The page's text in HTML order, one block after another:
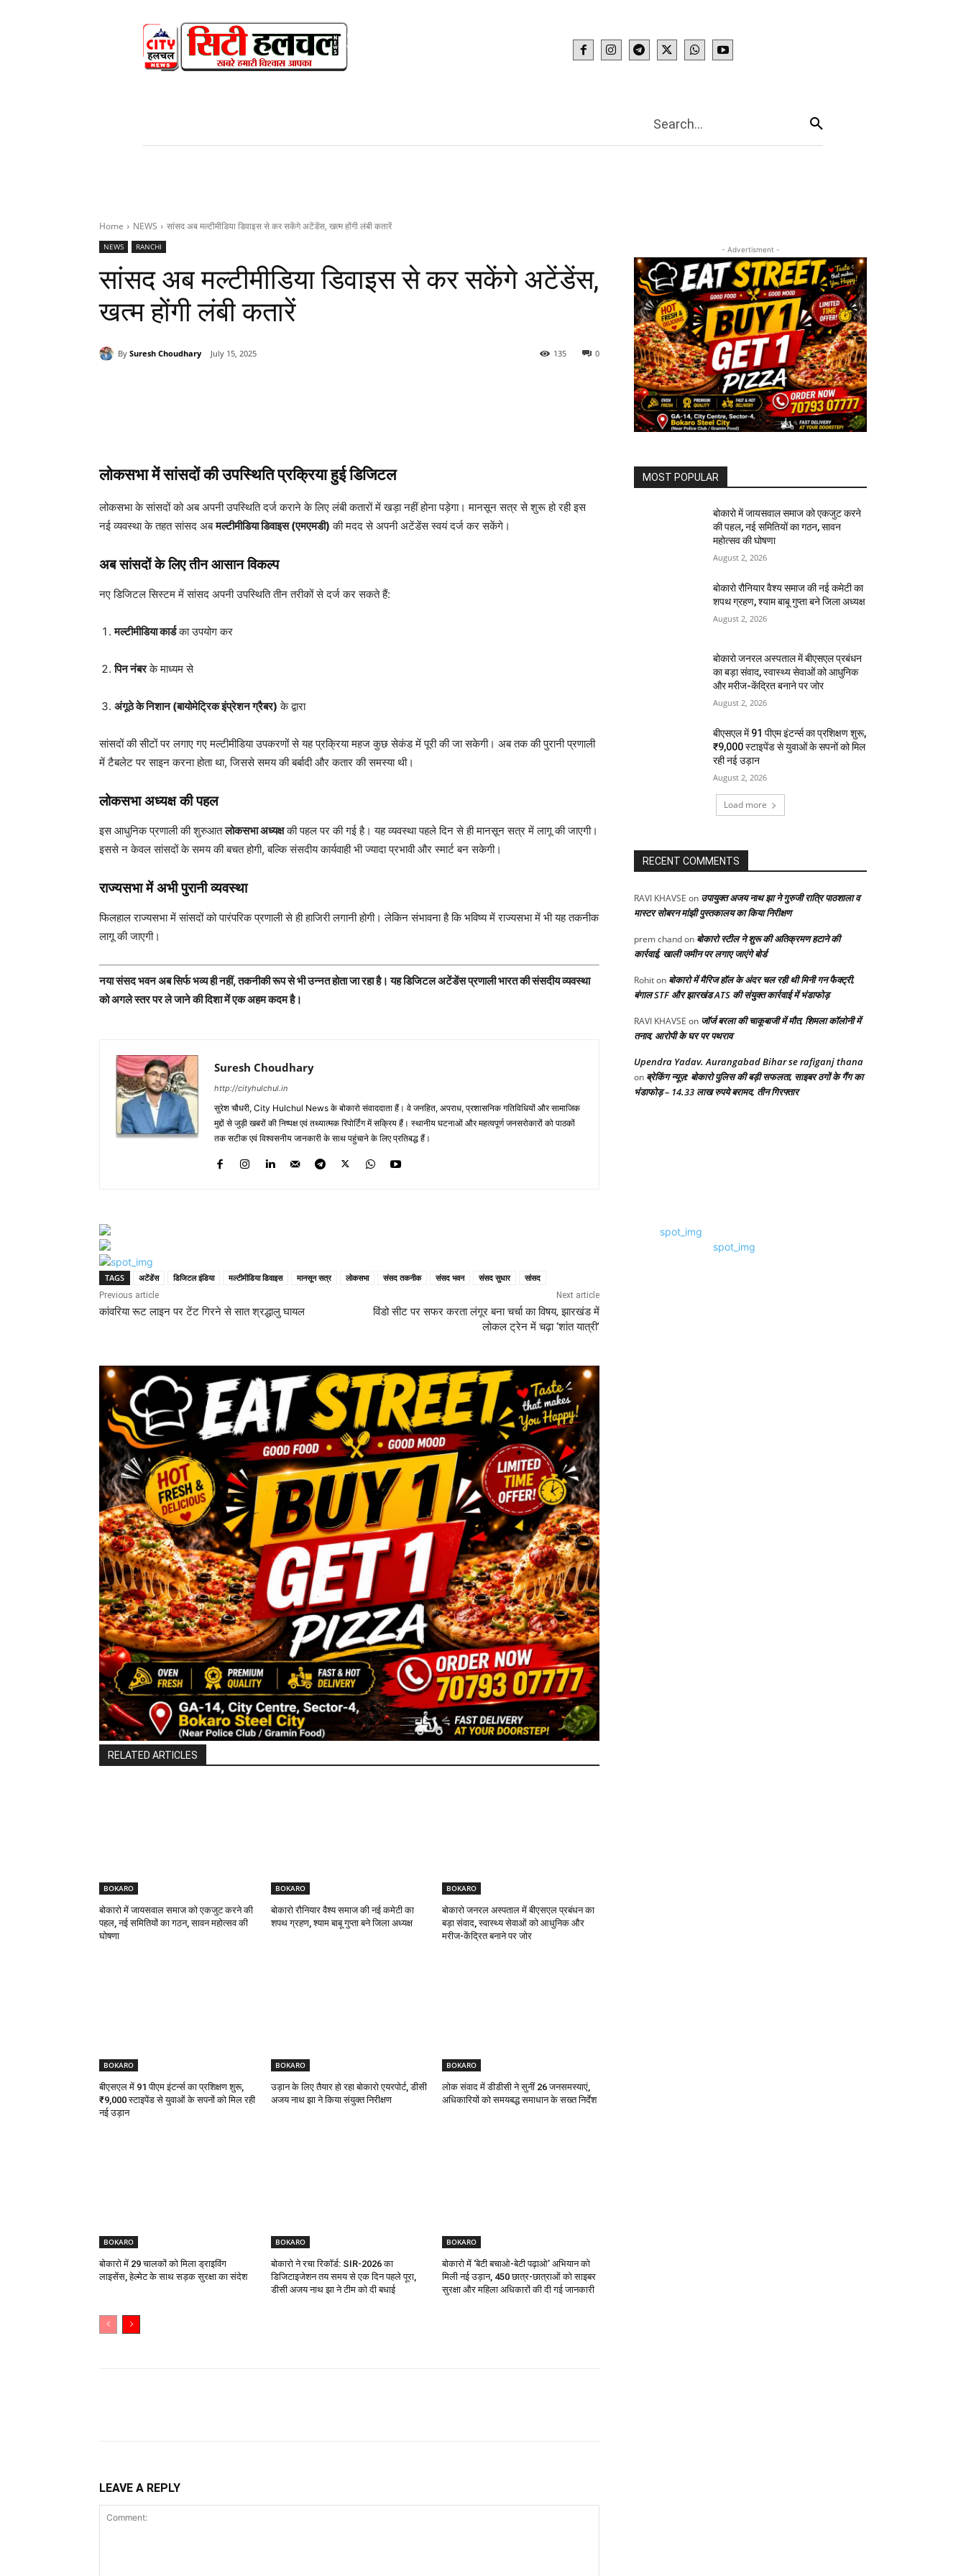
WEB STORIES More
Search...
Home NEWS सांसद अब मल्टीमीडिया डिवाइस से कर सकेंगे अटेंडेंस, खत्म होंगी लंबी कतारें
NEWS RANCHI
सांसद अब मल्टीमीडिया डिवाइस से कर सकेंगे अटेंडेंस,
खत्म होंगी लंबी कतारें
By Suresh Choudhary July 15, 2025 0
135
लोकसभा में सांसदों की उपस्थिति प्रक्रिया हुई डिजिटल
लोकसभा के सांसदों को अब अपनी उपस्थिति दर्ज कराने के लिए लंबी कतारों में खड़ा नहीं होना पड़ेगा। मानसून सत्र से शुरू हो रही इस
नई व्यवस्था के तहत सांसद अबमल्टीमीडिया डिवाइस (एमएमडी) की मदद से अपनी अटेंडेंस स्वयं दर्ज कर सकेंगे।
अब सांसदों के लिए तीन आसान विकल्प
नए डिजिटल सिस्टम में सांसद अपनी उपस्थिति तीन तरीकों से दर्ज कर सकते हैं:
मल्टीमीडिया कार्डका उपयोग कर
पिन नंबरके माध्यम से
अंगूठे के निशान (बायोमेट्रिक इंप्रेशन ग्रैबर) के द्वारा
सांसदों की सीटों पर लगाए गए मल्टीमीडिया उपकरणों से यह प्रक्रिया महज कुछ सेकंड में पूरी की जा सकेगी। अब तक की पुरानी प्रणाली
में टैबलेट पर साइन करना होता था, जिससे समय की बर्बादी और कतार की समस्या थी।
लोकसभा अध्यक्ष की पहल
इस आधुनिक प्रणाली की शुरुआतलोकसभा अध्यक्षकी पहल पर की गई है। यह व्यवस्था पहले दिन से ही मानसून सत्र में लागू की जाएगी।
इससे न केवल सांसदों के समय की बचत होगी, बल्कि संसदीय कार्यवाही भी ज्यादा प्रभावी और स्मार्ट बन सकेगी।
राज्यसभा में अभी पुरानी व्यवस्था
फिलहाल राज्यसभा में सांसदों को पारंपरिक प्रणाली से ही हाजिरी लगानी होगी। लेकिन संभावना है कि भविष्य में राज्यसभा में भी यह तकनीक
लागू की जाएगी।
नया संसद भवन अब सिर्फ भव्य ही नहीं, तकनीकी रूप से भी उन्नत होता जा रहा है। यह डिजिटल अटेंडेंस प्रणाली भारत की संसदीय व्यवस्था
को अगले स्तर पर ले जाने की दिशा में एक अहम कदम है।
Suresh Choudhary
http://cityhulchul.in
सुरेश चौधरी, City Hulchul News के बोकारो संवाददाता हैं। वे जनहित, अपराध, प्रशासनिक गतिविधियों और सामाजिक
मुद्दों से जुड़ी खबरों की निष्पक्ष एवं तथ्यात्मक रिपोर्टिंग में सक्रिय हैं। स्थानीय घटनाओं और महत्वपूर्ण जनसरोकारों को पाठकों
तक सटीक एवं विश्वसनीय जानकारी के साथ पहुंचाने के लिए प्रतिबद्ध हैं।
TAGS अटेंडेंस डिजिटल इंडिया मल्टीमीडिया डिवाइस मानसून सत्र लोकसभा संसद तकनीक संसद भवन संसद सुधार सांसद
Previous article
कांवरिया रूट लाइन पर टेंट गिरने से सात श्रद्धालु घायल
Next article
विंडो सीट पर सफर करता लंगूर बना चर्चा का विषय, झारखंड में
लोकल ट्रेन में चढ़ा ‘शांत यात्री’
RELATED ARTICLES
BOKARO
बोकारो में जायसवाल समाज को एकजुट करने की
पहल, नई समितियों का गठन, सावन महोत्सव की
घोषणा
BOKARO
बोकारो रौनियार वैश्य समाज की नई कमेटी का
शपथ ग्रहण, श्याम बाबू गुप्ता बने जिला अध्यक्ष
BOKARO
बोकारो जनरल अस्पताल में बीएसएल प्रबंधन का
बड़ा संवाद, स्वास्थ्य सेवाओं को आधुनिक और
मरीज-केंद्रित बनाने पर जोर
BOKARO
बीएसएल में 91 पीएम इंटर्न्स का प्रशिक्षण शुरू,
₹9,000 स्टाइपेंड से युवाओं के सपनों को मिल रही
नई उड़ान
BOKARO
उड़ान के लिए तैयार हो रहा बोकारो एयरपोर्ट, डीसी
अजय नाथ झा ने किया संयुक्त निरीक्षण
BOKARO
लोक संवाद में डीडीसी ने सुनीं 26 जनसमस्याएं,
अधिकारियों को समयबद्ध समाधान के सख्त निर्देश
BOKARO
बोकारो में 29 चालकों को मिला ड्राइविंग
लाइसेंस, हेल्मेट के साथ सड़क सुरक्षा का संदेश
BOKARO
बोकारो ने रचा रिकॉर्ड: SIR-2026 का
डिजिटाइजेशन तय समय से एक दिन पहले पूरा,
डीसी अजय नाथ झा ने टीम को दी बधाई
BOKARO
बोकारो में ‘बेटी बचाओ-बेटी पढ़ाओ’ अभियान को
मिली नई उड़ान, 450 छात्र-छात्राओं को साइबर
सुरक्षा और महिला अधिकारों की दी गई जानकारी
LEAVE A REPLY
- Advertisment -
MOST POPULAR
बोकारो में जायसवाल समाज को एकजुट करने
की पहल, नई समितियों का गठन, सावन
महोत्सव की घोषणा
August 2, 2026
बोकारो रौनियार वैश्य समाज की नई कमेटी का
शपथ ग्रहण, श्याम बाबू गुप्ता बने जिला अध्यक्ष
August 2, 2026
बोकारो जनरल अस्पताल में बीएसएल प्रबंधन
का बड़ा संवाद, स्वास्थ्य सेवाओं को आधुनिक
और मरीज-केंद्रित बनाने पर जोर
August 2, 2026
बीएसएल में 91 पीएम इंटर्न्स का प्रशिक्षण शुरू,
₹9,000 स्टाइपेंड से युवाओं के सपनों को मिल
रही नई उड़ान
August 2, 2026
Load more
RECENT COMMENTS
RAVI KHAVSE on उपायुक्त अजय नाथ झा ने गुरुजी रात्रि पाठशाला व
मास्टर सोबरन मांझी पुस्तकालय का किया निरीक्षण
prem chandon बोकारो स्टील ने शुरू की अतिक्रमण हटाने की
कार्रवाई, खाली जमीन पर लगाए जाएंगे बोर्ड
Rohiton बोकारो में मैरिज हॉल के अंदर चल रही थी मिनी गन फैक्ट्री,
बंगाल STF और झारखंड ATS की संयुक्त कार्रवाई में भंडाफोड़
RAVI KHAVSE on जॉर्ज बरला की चाकूबाजी में मौत, शिमला कॉलोनी में
तनाव, आरोपी के घर पर पथराव
Upendra Yadav. Aurangabad Bihar se rafiganj thana
on ब्रेकिंग न्यूज़: बोकारो पुलिस की बड़ी सफलता, साइबर ठगों के गैंग का
भंडाफोड़ – 14.33 लाख रुपये बरामद, तीन गिरफ्तार